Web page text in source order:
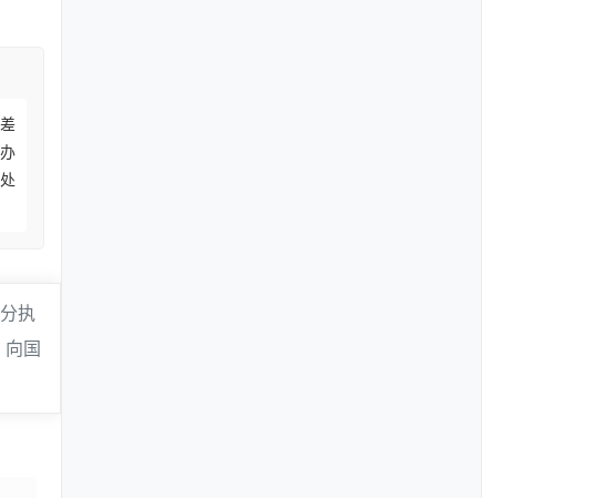
执
国